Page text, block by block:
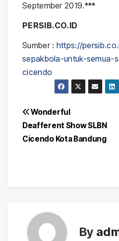
September 2019.***
PERSIB.CO.ID
Sumber : https://
sepakbola-untuk-semua-
cicendo
Post
navigation
Wonderful
Deafferent Show SLBN
Cicendo Kota Bandung
By